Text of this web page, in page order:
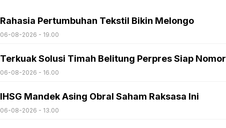
Rahasia Pertumbuhan Tekstil Bikin Melongo
06-08-2026 - 19.00
Terkuak Solusi Timah Belitung Perpres Siap Nomor
06-08-2026 - 16.00
IHSG Mandek Asing Obral Saham Raksasa Ini
06-08-2026 - 13.00